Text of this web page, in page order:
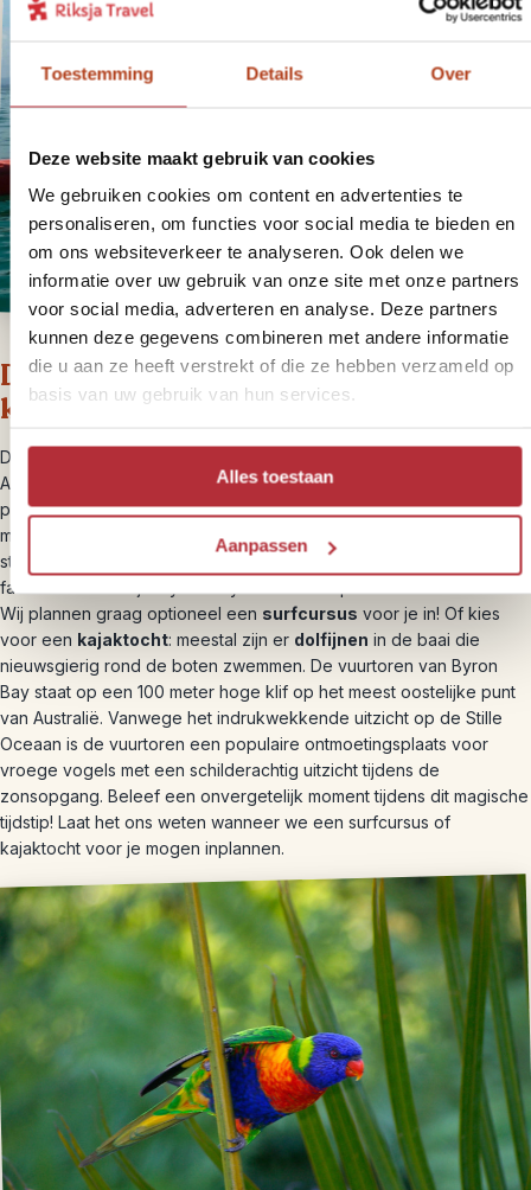
Toestemming Details Over
Deze website maakt gebruik van cookies
We gebruiken cookies om content en advertenties te
personaliseren, om functies voor social media te bieden en
om ons websiteverkeer te analyseren. Ook delen we
informatie over uw gebruik van onze site met onze partners
voor social media, adverteren en analyse. Deze partners
kunnen deze gegevens combineren met andere informatie
die u aan ze heeft verstrekt of die ze hebben verzameld op
basis van uw gebruik van hun services.
Alles toestaan
Aanpassen
Dag 9 – Byron Bay, optioneel
kajakken
De huurauto heb je vandaag niet nodig. Zoals veel plaatsen in de
Australische staat New South Wales is Byron Bay een populaire
plek voor surfers. Ondanks de groeiende populariteit lijkt de stad
meer op een dorp, omdat volgens de regelgeving de huizen in de
stad niet hoger mogen zijn dan drie verdiepingen en er geen grote
fastfoodketens zijn. Byron Bay is de ideale plek om te leren surfen.
Wij plannen graag optioneel een surfcursus voor je in! Of kies
voor een kajaktocht: meestal zijn er dolfijnen in de baai die
nieuwsgierig rond de boten zwemmen. De vuurtoren van Byron
Bay staat op een 100 meter hoge klif op het meest oostelijke punt
van Australië. Vanwege het indrukwekkende uitzicht op de Stille
Oceaan is de vuurtoren een populaire ontmoetingsplaats voor
vroege vogels met een schilderachtig uitzicht tijdens de
zonsopgang. Beleef een onvergetelijk moment tijdens dit magische
tijdstip! Laat het ons weten wanneer we een surfcursus of
kajaktocht voor je mogen inplannen.